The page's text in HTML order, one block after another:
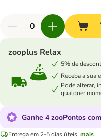
zooplus Relax
5% de
Receba a sua
Pode alterar,
qualquer
Ganhe 4 zooPontos
Entrega em 2-5 dias úteis. mais